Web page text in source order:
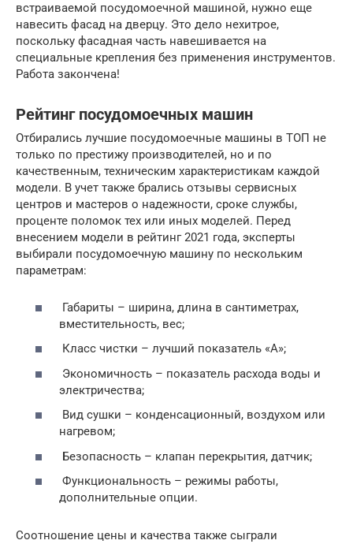
встраиваемой посудомоечной машиной, нужно еще
навесить фасад на дверцу. Это дело нехитрое,
поскольку фасадная часть навешивается на
специальные крепления без применения инструментов.
Работа закончена!
Рейтинг посудомоечных машин
Отбирались лучшие посудомоечные машины в ТОП не
только по престижу производителей, но и по
качественным, техническим характеристикам каждой
модели. В учет также брались отзывы сервисных
центров и мастеров о надежности, сроке службы,
проценте поломок тех или иных моделей. Перед
внесением модели в рейтинг 2021 года, эксперты
выбирали посудомоечную машину по нескольким
параметрам:
Габариты – ширина, длина в сантиметрах,
вместительность, вес;
Класс чистки – лучший показатель «А»;
Экономичность – показатель расхода воды и
электричества;
Вид сушки – конденсационный, воздухом или
нагревом;
Безопасность – клапан перекрытия, датчик;
Функциональность – режимы работы,
дополнительные опции.
Соотношение цены и качества также сыграли